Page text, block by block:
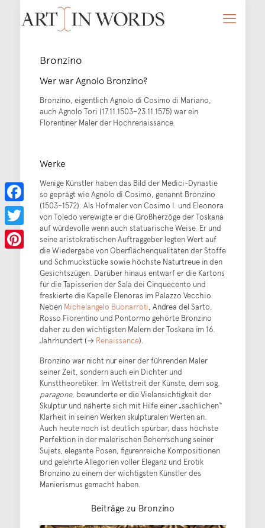
Bronzino
Wer war Agnolo Bronzino?
Bronzino, eigentlich Agnolo di Cosimo di Mariano,
auch Agnolo Tori (17.11.1503–23.11.1575) war ein
Florentiner Maler der Hochrenaissance.
Werke
Wenige Künstler haben das Bild der Medici-Dynastie
so geprägt wie Agnolo di Cosimo, genannt Bronzino
(1503–1572). Als Hofmaler von Cosimo I. und Eleonora
von Toledo verewigte er die Großherzöge der Toskana
auf würdevolle wenn auch statuarische Weise. Er und
seine aristokratischen Auftraggeber legten Wert auf
die Wiedergabe von Oberflächenqualitäten der Stoffe
und Schmuckstücke sowie höchste Naturtreue in den
Gesichtszügen. Darüber hinaus entwarf er die Kartons
für die Tapisserien der Sala dei Cinquecento und
freskierte die Kapelle Elenoras im Palazzo Vecchio.
Neben Michelangelo Buonarroti, Andrea del Sarto,
Rosso Fiorentino und Pontormo gehörte Bronzino
daher zu den wichtigsten Malern der Toskana im 16.
Jahrhundert (→ Renaissance).
Bronzino war nicht nur einer der führenden Maler
seiner Zeit, sondern auch ein Dichter und
Kunsttheoretiker. Im Wettstreit der Künste, dem sog.
paragone, bewunderte er die Vielansichtigkeit der
Skulptur und näherte sich mit Hilfe einer „sachlichen“
Klarheit in seinen Werken skulpturalen Werten an.
Auch heute noch ist deutlich spürbar, dass höchste
Perfektion in der malerischen Beherrschung seiner
Sujets, elegante Posen, figurenreiche Kompositionen
und gelehrte Allegorien voller Eleganz und Erotik
Bronzino zu einem der wichtigsten Künstler des
Manierismus gemacht haben.
Beiträge zu Bronzino
Facebook
Twitter